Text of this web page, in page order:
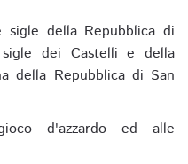
della Repubblica di
dei Castelli e della
della Repubblica di San
d'azzardo ed alle